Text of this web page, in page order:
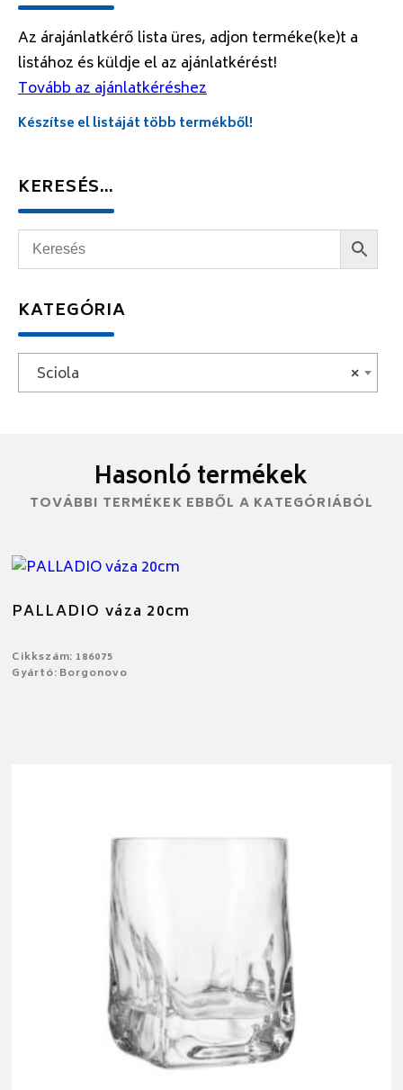
Az árajánlatkérő lista üres, adjon terméke(ke)t a
listához és küldje el az ajánlatkérést!
Tovább az ajánlatkéréshez
Készítse el listáját több termékből!
KERESÉS…
KATEGÓRIA
×
Sciola
Hasonló termékek
TOVÁBBI TERMÉKEK EBBŐL A KATEGÓRIÁBÓL
PALLADIO váza 20cm
Cikkszám: 186075
Gyártó: Borgonovo